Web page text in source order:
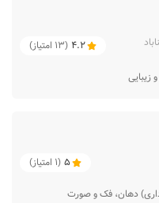
4.2
(
13 امتیاز)
5
(
1 امتیاز)
دهان، فک و صورت